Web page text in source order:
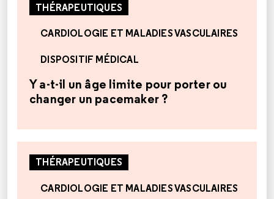
THÉRAPEUTIQUES
CARDIOLOGIE ET MALADIES VASCULAIRES
DISPOSITIF MÉDICAL
Y a-t-il un âge limite pour porter ou
changer un pacemaker ?
THÉRAPEUTIQUES
CARDIOLOGIE ET MALADIES VASCULAIRES